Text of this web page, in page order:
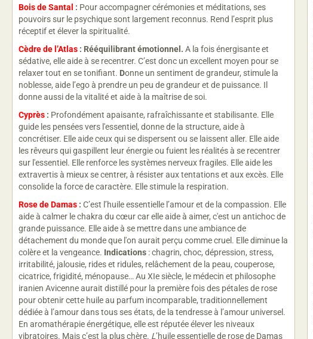
Bois de Santal : Pour accompagner cérémonies et méditations, ses
pouvoirs sur le psychique sont largement reconnus. Rend l’esprit plus
réceptif et élever la spiritualité.
Cèdre de l’Atlas : Rééquilibrant émotionnel. A la fois énergisante et
sédative, elle aide à se recentrer. C’est donc un excellent moyen pour se
relaxer tout en se tonifiant. Donne un sentiment de grandeur, stimule la
noblesse, aide l’ego à prendre un peu de grandeur et de puissance. Il
donne aussi de la vitalité et aide à la maîtrise de soi.
Cyprès : Profondément apaisante, rafraîchissante et stabilisante. Elle
guide les pensées vers l'essentiel, donne de la structure, aide à
concrétiser. Elle aide ceux qui se dispersent ou se laissent aller. Elle aide
les rêveurs qui gaspillent leur énergie ou fuient les réalités à se recentrer
sur l'essentiel. Elle renforce les systèmes nerveux fragiles. Elle aide les
extravertis à mieux se centrer, à résister aux tentations et aux excès. Elle
consolide la force de caractère. Elle stimule la respiration.
Rose de Damas : C’est l’huile essentielle l’amour et de la compassion. Elle
aide à calmer le chakra du cœur car elle aide à aimer, c'est un antichoc de
grande puissance. Elle aide à se mettre dans une ambiance de
détachement du monde que l'on aurait perçu comme cruel. Elle diminue la
colère et la vengeance. Indications : chagrin, choc, dépression, stress,
irritabilité, jalousie, rides et ridules, relâchement de la peau, couperose,
cicatrice, frigidité, ménopause… Au XIe siècle, le médecin et philosophe
iranien Avicenne aurait distillé pour la première fois des pétales de rose
pour obtenir cette huile au parfum incomparable, traditionnellement
dédiée à l’amour dans tous ses états, de la tendresse à l’amour universel.
En aromathérapie énergétique, elle est réputée élever les niveaux
vibratoires. Mais c’est la plus chère. L’huile essentielle de rose de Damas